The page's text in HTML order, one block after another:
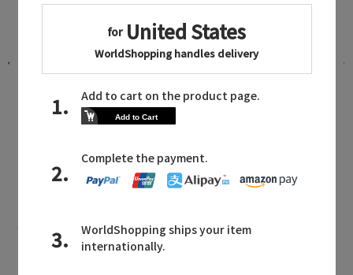
新作入荷！ シルクの艶と軽やかさを纏
うシアーアイテム
2026.08.07 UP
ebure MAILMAGAZINE